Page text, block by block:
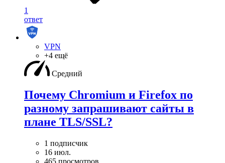
1
ответ
VPN
+4 ещё
Средний
Почему Chromium и Firefox по
разному запрашивают сайты в
плане TLS/SSL?
1 подписчик
16 июл.
465 просмотров